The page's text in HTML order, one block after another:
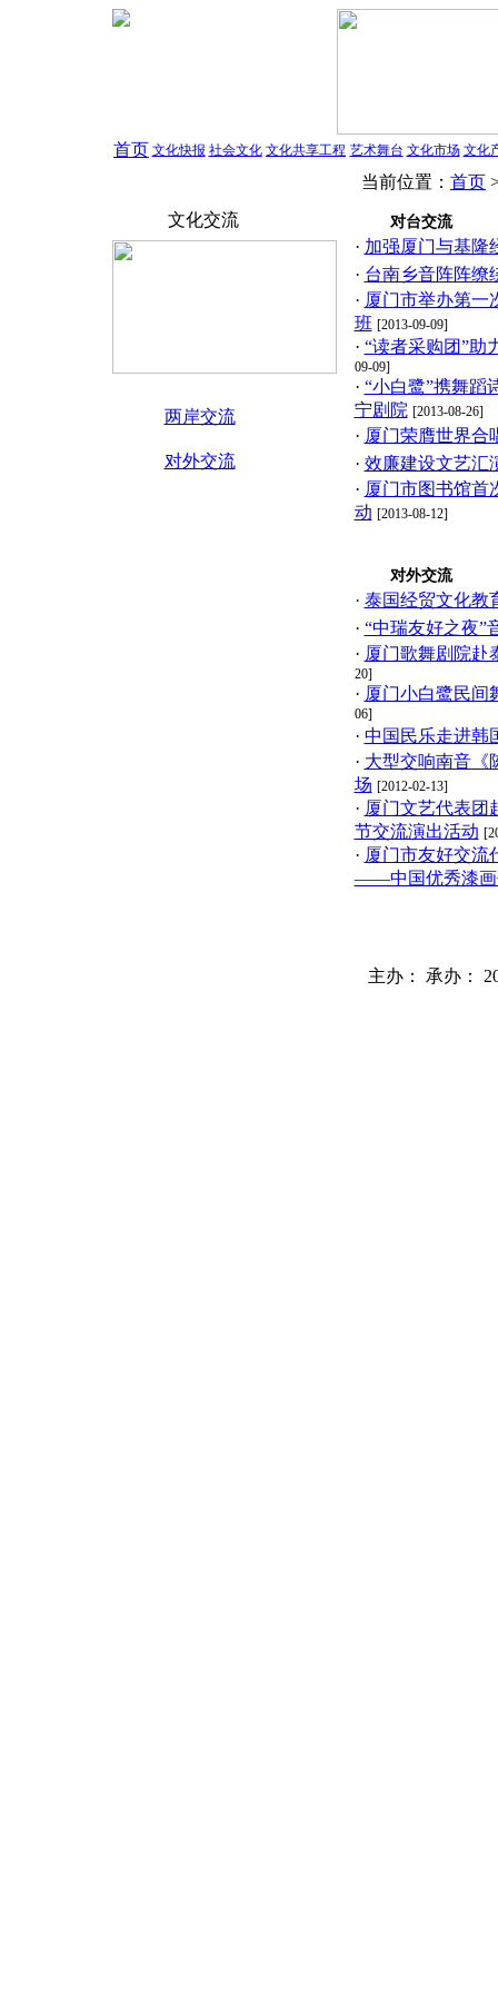
首页 文化快报 社会文化 文化共享工程 艺术舞台 文化市场 文化
文化交流
两岸交流
对外交流
当前位置： 首页
对台交流
· 加强厦门与基隆
· 台南乡音阵阵缭
· 厦门市举办第一
班 [2013-09-09]
· “读者采购团”助
09-09]
· “小白鹭”携舞蹈
宁剧院 [2013-08-26]
· 厦门荣膺世界合
· 效廉建设文艺汇
· 厦门市图书馆首
动 [2013-08-12]
对外交流
· 泰国经贸文化教
· “中瑞友好之夜”
· 厦门歌舞剧院赴
20]
· 厦门小白鹭民间
06]
· 中国民乐走进韩
· 大型交响南音《
场 [2012-02-13]
· 厦门文艺代表团
节交流演出活动
· 厦门市友好交流
——中国优秀漆画
主办： 承办：